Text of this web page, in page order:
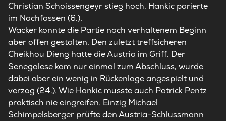
Christian Schoissengeyr stieg hoch, Hankic parierte
im Nachfassen (6.).
Wacker konnte die Partie nach verhaltenem Beginn
aber offen gestalten. Den zuletzt treffsicheren
Cheikhou Dieng hatte die Austria im Griff. Der
Senegalese kam nur einmal zum Abschluss, wurde
dabei aber ein wenig in Rückenlage angespielt und
verzog (24.). Wie Hankic musste auch Patrick Pentz
praktisch nie eingreifen. Einzig Michael
Schimpelsberger prüfte den Austria-Schlussmann